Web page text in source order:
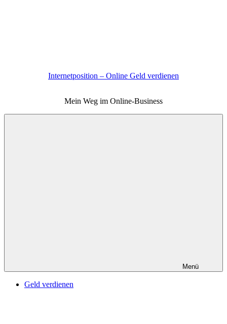
Internetposition – Online Geld verdienen
Mein Weg im Online-Business
Menü
Geld verdienen